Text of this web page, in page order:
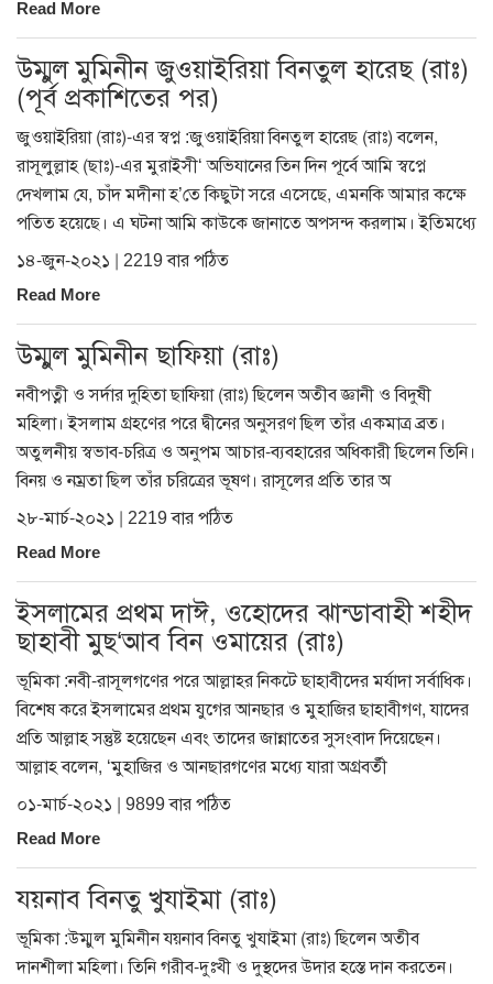
Read More
উম্মুল মুমিনীন জুওয়াইরিয়া বিনতুল হারেছ (রাঃ)
(পূর্ব প্রকাশিতের পর)
জুওয়াইরিয়া (রাঃ)-এর স্বপ্ন :জুওয়াইরিয়া বিনতুল হারেছ (রাঃ) বলেন,
রাসূলুল্লাহ (ছাঃ)-এর মুরাইসী‘ অভিযানের তিন দিন পূর্বে আমি স্বপ্নে
দেখলাম যে, চাঁদ মদীনা হ’তে কিছুটা সরে এসেছে, এমনকি আমার কক্ষে
পতিত হয়েছে। এ ঘটনা আমি কাউকে জানাতে অপসন্দ করলাম। ইতিমধ্যে
১৪-জুন-২০২১ | 2219 বার পঠিত
Read More
উম্মুল মুমিনীন ছাফিয়া (রাঃ)
নবীপত্নী ও সর্দার দুহিতা ছাফিয়া (রাঃ) ছিলেন অতীব জ্ঞানী ও বিদুষী
মহিলা। ইসলাম গ্রহণের পরে দ্বীনের অনুসরণ ছিল তাঁর একমাত্র ব্রত।
অতুলনীয় স্বভাব-চরিত্র ও অনুপম আচার-ব্যবহারের অধিকারী ছিলেন তিনি।
বিনয় ও নম্রতা ছিল তাঁর চরিত্রের ভূষণ। রাসূলের প্রতি তার অ
২৮-মার্চ-২০২১ | 2219 বার পঠিত
Read More
ইসলামের প্রথম দাঈ, ওহোদের ঝান্ডাবাহী শহীদ
ছাহাবী মুছ‘আব বিন ওমায়ের (রাঃ)
ভূমিকা :নবী-রাসূলগণের পরে আল্লাহর নিকটে ছাহাবীদের মর্যাদা সর্বাধিক।
বিশেষ করে ইসলামের প্রথম যুগের আনছার ও মুহাজির ছাহাবীগণ, যাদের
প্রতি আল্লাহ সন্তুষ্ট হয়েছেন এবং তাদের জান্নাতের সুসংবাদ দিয়েছেন।
আল্লাহ বলেন, ‘মুহাজির ও আনছারগণের মধ্যে যারা অগ্রবর্তী
০১-মার্চ-২০২১ | 9899 বার পঠিত
Read More
যয়নাব বিনতু খুযাইমা (রাঃ)
ভূমিকা :উম্মুল মুমিনীন যয়নাব বিনতু খুযাইমা (রাঃ) ছিলেন অতীব
দানশীলা মহিলা। তিনি গরীব-দুঃখী ও দুস্থদের উদার হস্তে দান করতেন।